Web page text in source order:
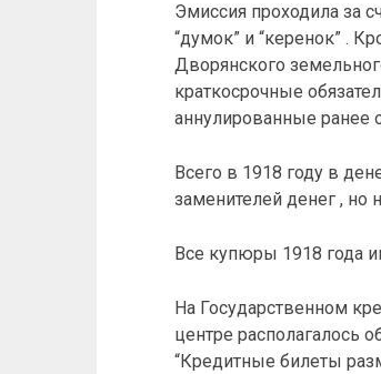
Эмиссия проходила за
“думок” и “керенок” .
Дворянского
краткосрочные
аннулированные ранее
Всего в 1918 году в
заменителей денег , но
Все купюры 1918 года
На Государственном
центре располагалось
“Кредитные билеты